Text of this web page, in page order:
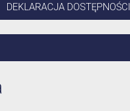
DEKLARACJA DOSTĘPNOŚCI